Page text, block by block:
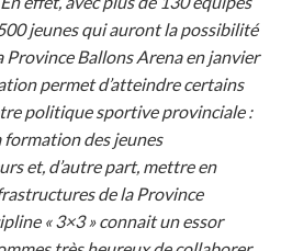
jeunes qui auront la possibilité
Province Ballons Arena en janvier
permet d’atteindre certains
politique sportive provinciale :
formation des jeunes
et, d’autre part, mettre en
de la Province
« 3×3 » connait un essor